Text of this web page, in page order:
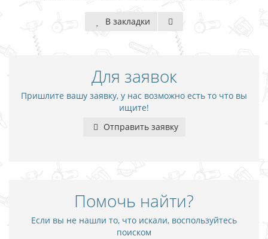
В закладки
Для заявок
Пришлите вашу заявку, у нас возможно есть то что вы
ищите!
Отправить заявку
Помочь найти?
Если вы не нашли то, что искали, воспользуйтесь
поиском